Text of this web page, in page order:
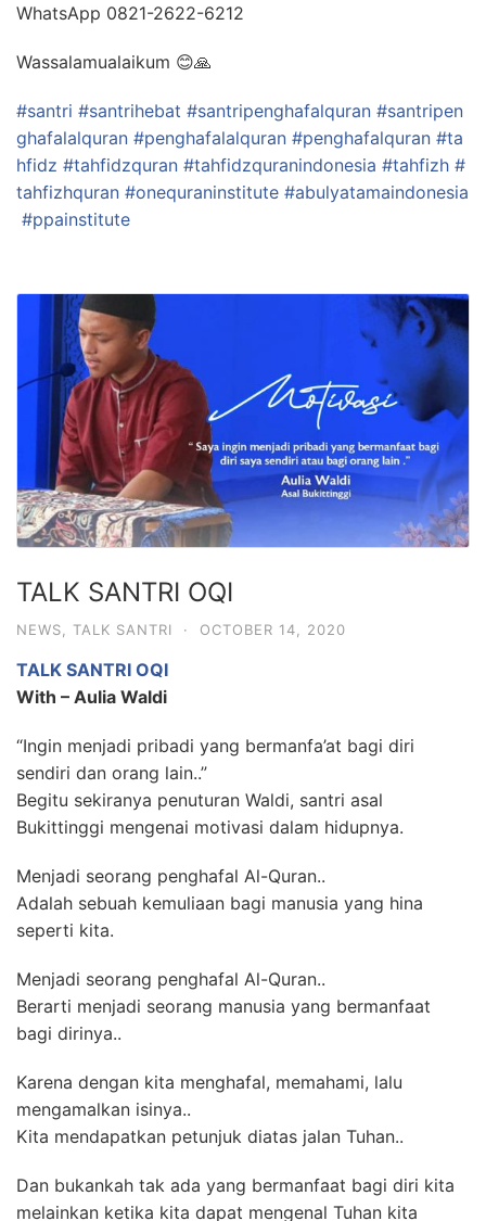
WhatsApp 0821-2622-6212
Wassalamualaikum 😊🙏
#santri #santrihebat #santripenghafalquran #santripen
ghafalalquran #penghafalalquran #penghafalquran #ta
hfidz #tahfidzquran #tahfidzquranindonesia #tahfizh #
tahfizhquran #onequraninstitute #abulyatamaindonesia
#ppainstitute
TALK SANTRI OQI
NEWS TALK SANTRI · OCTOBER 14, 2020
TALK SANTRI OQI
With – Aulia Waldi
“Ingin menjadi pribadi yang bermanfa’at bagi diri
sendiri dan orang lain..”
Begitu sekiranya penuturan Waldi, santri asal
Bukittinggi mengenai motivasi dalam hidupnya.
Menjadi seorang penghafal Al-Quran..
Adalah sebuah kemuliaan bagi manusia yang hina
seperti kita.
Menjadi seorang penghafal Al-Quran..
Berarti menjadi seorang manusia yang bermanfaat
bagi dirinya..
Karena dengan kita menghafal, memahami, lalu
mengamalkan isinya..
Kita mendapatkan petunjuk diatas jalan Tuhan..
Dan bukankah tak ada yang bermanfaat bagi diri kita
melainkan ketika kita dapat mengenal Tuhan kita